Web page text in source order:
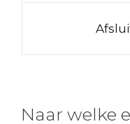
Naar welke